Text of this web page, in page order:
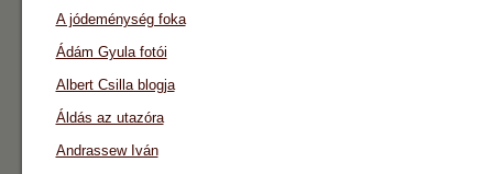
A jódeménység foka
Ádám Gyula fotói
Albert Csilla blogja
Áldás az utazóra
Andrassew Iván